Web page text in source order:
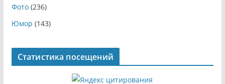
Фото(236)
Юмор (143)
Статистика посещений